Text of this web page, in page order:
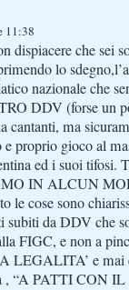
11:38
dispiacere che sei
lo
nazionale che
DDV (forse un
cantanti, ma
proprio gioco al
ed i suoi
IN ALCUN
le cose sono
subiti da DDV che
FIGC, e non a
e mai
, “A PATTI CON